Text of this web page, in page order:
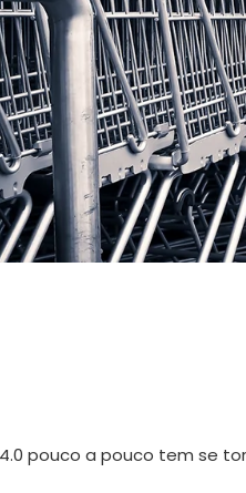
pouco a pouco tem se